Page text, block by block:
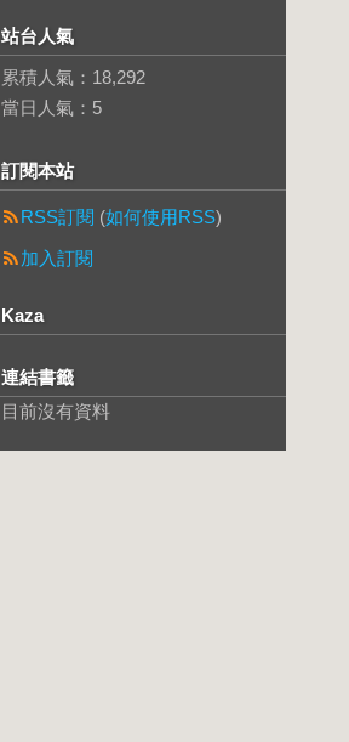
站台人氣
累積人氣： 18,292
當日人氣： 5
訂閱本站
RSS訂閱 (如何使用RSS)
加入訂閱
Kaza
連結書籤
目前沒有資料